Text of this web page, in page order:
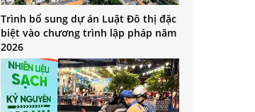
Trình bổ sung dự án Luật Đô thị đặc
biệt vào chương trình lập pháp năm
2026